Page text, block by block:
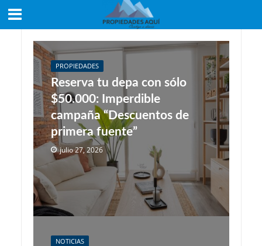
PROPIEDADES
Reserva tu depa con sólo
$50.000: Imperdible
campaña “Descuentos de
primera fuente”
julio 27, 2026
NOTICIAS